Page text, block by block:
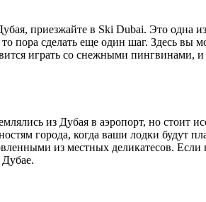
приезжайте в Ski Dubai. Это одна
сделать еще один шаг. Здесь вы
играть со снежными пингвинами,
из Дубая в аэропорт, но стоит
города, когда ваши лодки будут
из местных деликатесов.